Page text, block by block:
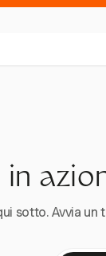
sotto. Avvia